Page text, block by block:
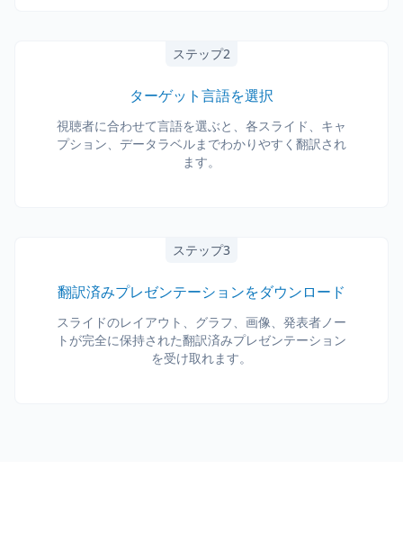
ステップ2
ターゲット言語を選択
視聴者に合わせて言語を選ぶと、各スライド、キャ
プション、データラベルまでわかりやすく翻訳され
ます。
ステップ3
翻訳済みプレゼンテーションをダウンロード
スライドのレイアウト、グラフ、画像、発表者ノー
トが完全に保持された翻訳済みプレゼンテーション
を受け取れます。